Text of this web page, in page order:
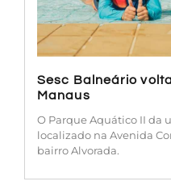
Sesc Balneário
Manaus
O Parque Aquático II da
localizado na Avenida
bairro Alvorada.